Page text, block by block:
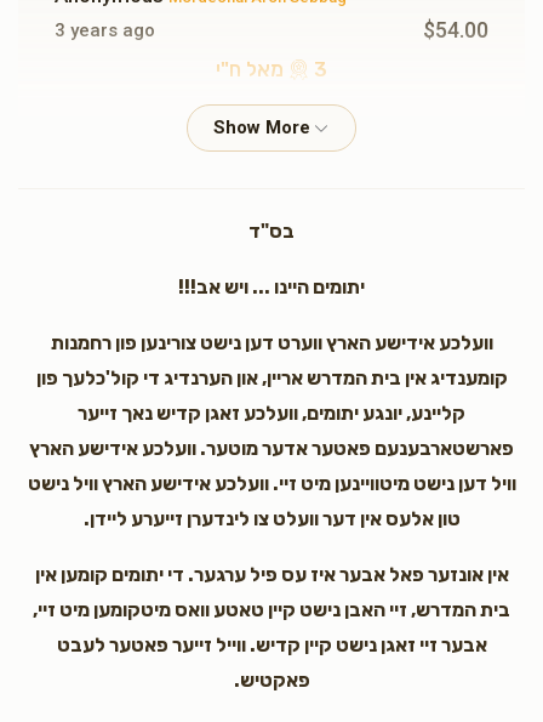
3 years ago $54.00
3 מאל ח"י
Yanky GanzfriedMordechai Aron Sebbag
3 years ago $36.00
Jk
3 years ago $135.00
Aron KohnMordechai Aron Sebbag
3 years ago $50.00
בס"ד
יתומים היינו ... ויש אב!!!
וועלכע אידישע הארץ ווערט דען נישט צורינען פון רחמנות
קומענדיג אין בית המדרש אריין, און הערנדיג די קול'כלעך פון
קליינע, יונגע יתומים, וועלכע זאגן קדיש נאך זייער
פארשטארבענעם פאטער אדער מוטער. וועלכע אידישע הארץ
וויל דען נישט מיטוויינען מיט זיי. וועלכע אידישע הארץ וויל נישט
טון אלעס אין דער וועלט צו לינדערן זייערע ליידן.
אין אונזער פאל אבער איז עס פיל ערגער. די יתומים קומען אין
בית המדרש, זיי האבן נישט קיין טאטע וואס מיטקומען מיט זיי,
אבער זיי זאגן נישט קיין קדיש. ווייל זייער פאטער לעבט
פאקטיש.